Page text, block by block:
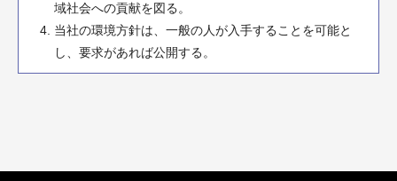
域社会への貢献を図る。
当社の環境方針は、一般の人が入手することを可能と
し、要求があれば公開する。